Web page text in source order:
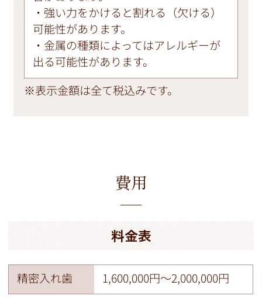
・強い力をかけると割れる（欠ける）
可能性があります。
・金属の種類によってはアレルギーが
出る可能性があります。
※表示金額は全て税込みです。
費用
料金表
精密入れ歯 1,600,000円〜2,000,000円